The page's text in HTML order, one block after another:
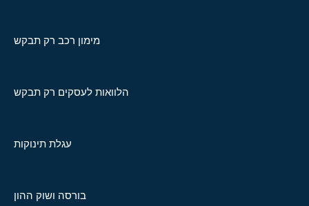
מימון רכב רק תבקש
הלוואות לעסקים רק תבקש
עגלת תינוקות
בורסה ושוק ההון